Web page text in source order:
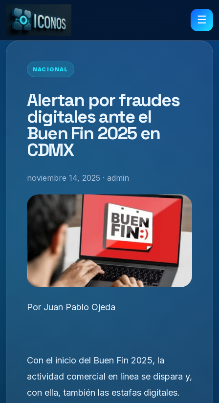
☰
NACIONAL
Alertan por fraudes
digitales ante el
Buen Fin 2025 en
CDMX
noviembre 14, 2025 · admin
Por Juan Pablo Ojeda
Con el inicio del Buen Fin 2025, la
actividad comercial en línea se dispara y,
con ella, también las estafas digitales.